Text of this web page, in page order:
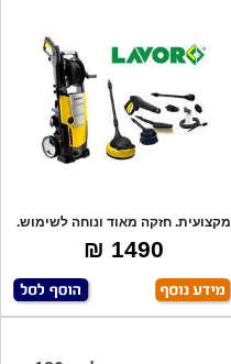
מקצועית. חזקה מאוד ונוחה לשימוש.
כולל: ס
1490 ₪